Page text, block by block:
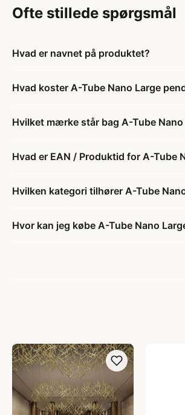
Ofte stillede spørgsmål
Hvad er navnet på produktet?
Hvad koster A-Tube Nano Large
Hvilket mærke står bag A-Tube
Hvad er EAN / Produktid for A-Tube
Hvilken kategori tilhører A-Tube
Hvor kan jeg købe A-Tube Nano